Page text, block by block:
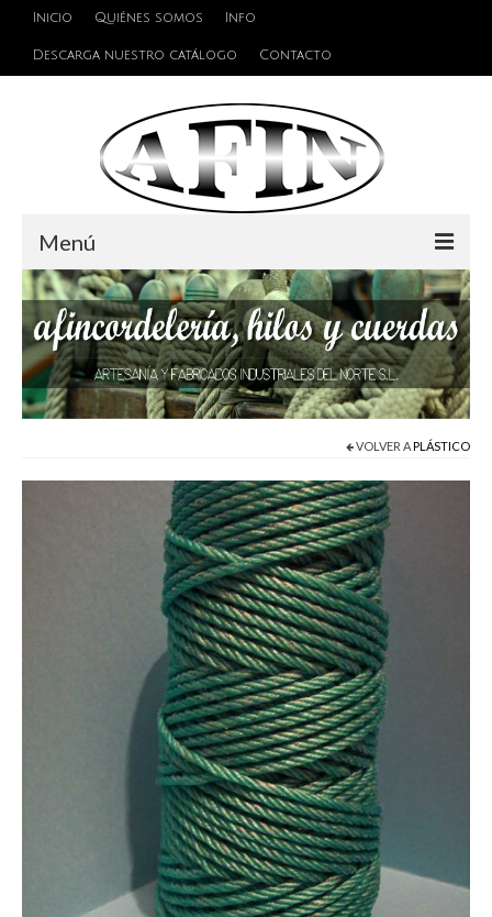
Inicio Quiénes somos Info
Descarga nuestro catálogo Contacto
Menú
Cuerdas
Hilos
Alambres y Cables
Accesorios de unión
VOLVER APLÁSTICO